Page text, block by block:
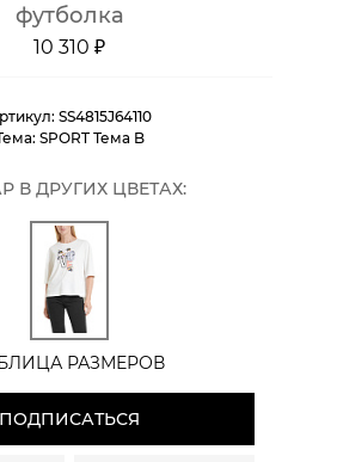
футболка
10 310 ₽
SS4815J64110
SPORT Тема B
В ДРУГИХ ЦВЕТАХ:
РАЗМЕРОВ
ПОДПИСАТЬСЯ